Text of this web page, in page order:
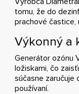
tomu, že do
prachové častice,
Výkonný a
Generátor ozónu
ložiskami, čo
súčasne zaručuje
používaní.